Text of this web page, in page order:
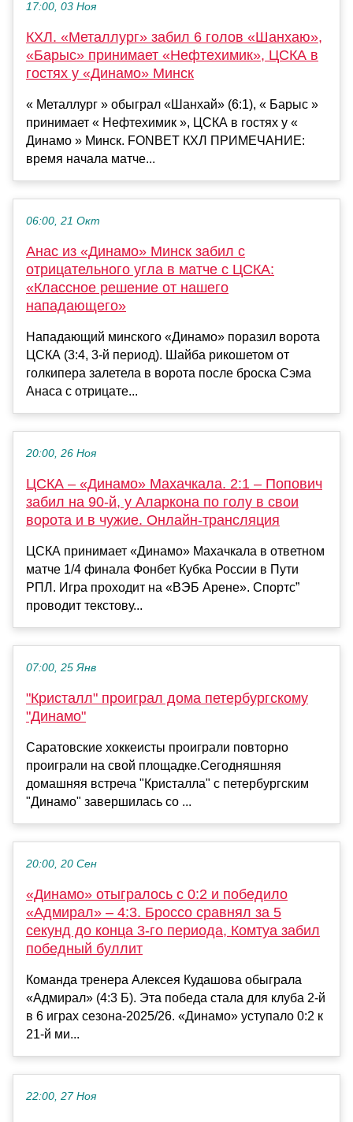
17:00, 03 Ноя
КХЛ. «Металлург» забил 6 голов «Шанхаю»,
«Барыс» принимает «Нефтехимик», ЦСКА в
гостях у «Динамо» Минск
« Металлург » обыграл «Шанхай» (6:1), « Барыс »
принимает « Нефтехимик », ЦСКА в гостях у «
Динамо » Минск. FONBET КХЛ ПРИМЕЧАНИЕ:
время начала матче...
06:00, 21 Окт
Анас из «Динамо» Минск забил с
отрицательного угла в матче с ЦСКА:
«Классное решение от нашего
нападающего»
Нападающий минского «Динамо» поразил ворота
ЦСКА (3:4, 3-й период). Шайба рикошетом от
голкипера залетела в ворота после броска Сэма
Анаса с отрицате...
20:00, 26 Ноя
ЦСКА – «Динамо» Махачкала. 2:1 – Попович
забил на 90-й, у Аларкона по голу в свои
ворота и в чужие. Онлайн-трансляция
ЦСКА принимает «Динамо» Махачкала в ответном
матче 1/4 финала Фонбет Кубка России в Пути
РПЛ. Игра проходит на «ВЭБ Арене». Спортс”
проводит текстову...
07:00, 25 Янв
"Кристалл" проиграл дома петербургскому
"Динамо"
Саратовские хоккеисты проиграли повторно
проиграли на свой площадке.Сегодняшняя
домашняя встреча "Кристалла" с петербургским
"Динамо" завершилась со ...
20:00, 20 Сен
«Динамо» отыгралось с 0:2 и победило
«Адмирал» – 4:3. Броссо сравнял за 5
секунд до конца 3-го периода, Комтуа забил
победный буллит
Команда тренера Алексея Кудашова обыграла
«Адмирал» (4:3 Б). Эта победа стала для клуба 2-й
в 6 играх сезона-2025/26. «Динамо» уступало 0:2 к
21-й ми...
22:00, 27 Ноя